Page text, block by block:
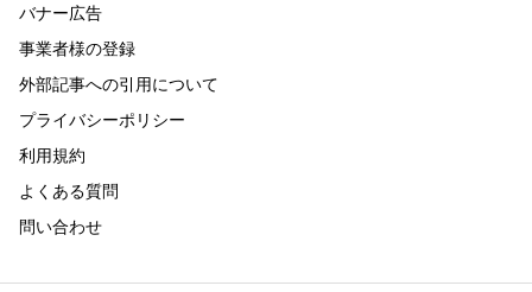
バナー広告
事業者様の登録
外部記事への引用について
プライバシーポリシー
利用規約
よくある質問
問い合わせ